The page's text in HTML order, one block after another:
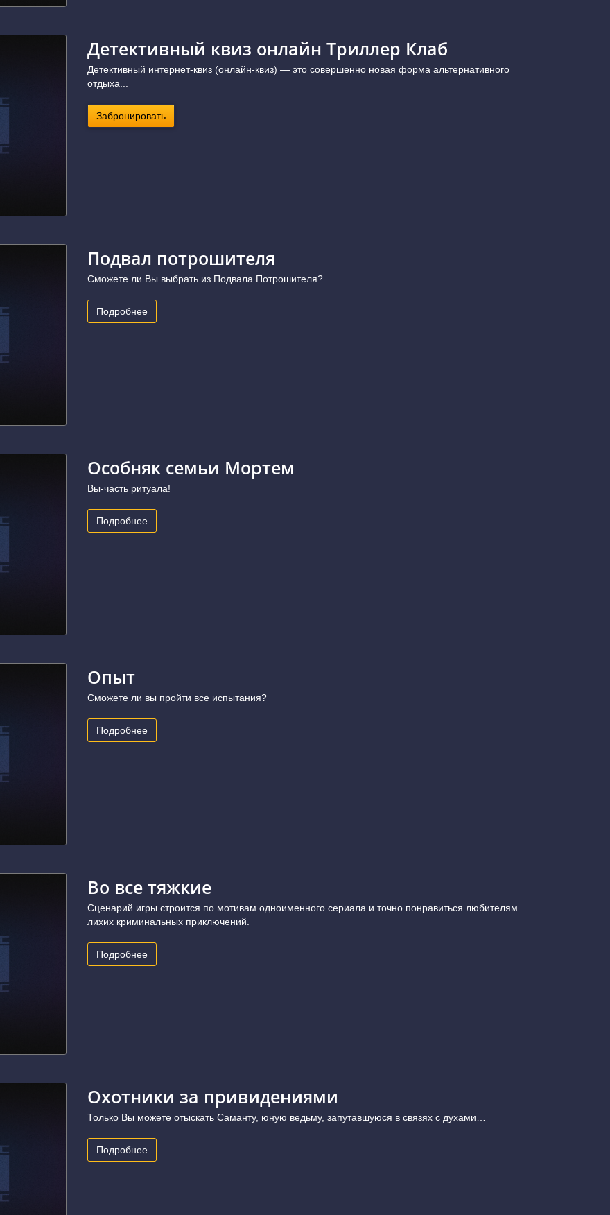
Детективный квиз онлайн Триллер Клаб
Детективный интернет-квиз (онлайн-квиз) — это совершенно новая форма альтернативного
отдыха...
Забронировать
Подвал потрошителя
Сможете ли Вы выбрать из Подвала Потрошителя?
Подробнее
Особняк семьи Мортем
Вы-часть ритуала!
Подробнее
Опыт
Сможете ли вы пройти все испытания?
Подробнее
Во все тяжкие
Сценарий игры строится по мотивам одноименного сериала и точно понравиться любителям
лихих криминальных приключений.
Подробнее
Охотники за привидениями
Только Вы можете отыскать Саманту, юную ведьму, запутавшуюся в связях с духами…
Подробнее